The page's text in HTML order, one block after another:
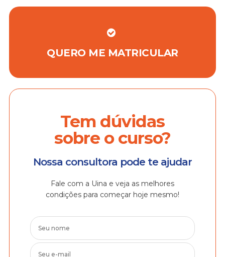
QUERO ME MATRICULAR
Tem dúvidas
sobre o curso?
Nossa consultora pode te ajudar
Fale com a Uina e veja as melhores
condições para começar hoje mesmo!